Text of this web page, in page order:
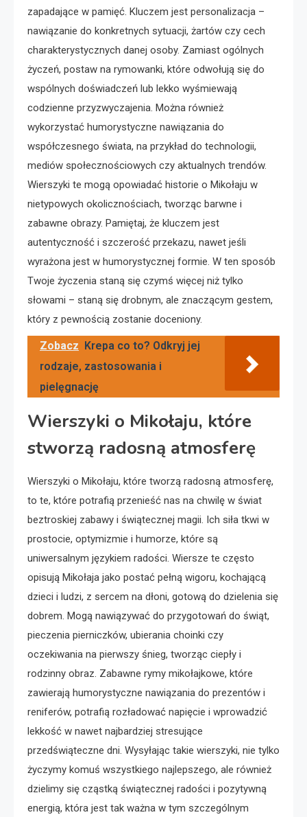
zapadające w pamięć. Kluczem jest personalizacja –
nawiązanie do konkretnych sytuacji, żartów czy cech
charakterystycznych danej osoby. Zamiast ogólnych
życzeń, postaw na rymowanki, które odwołują się do
wspólnych doświadczeń lub lekko wyśmiewają
codzienne przyzwyczajenia. Można również
wykorzystać humorystyczne nawiązania do
współczesnego świata, na przykład do technologii,
mediów społecznościowych czy aktualnych trendów.
Wierszyki te mogą opowiadać historie o Mikołaju w
nietypowych okolicznościach, tworząc barwne i
zabawne obrazy. Pamiętaj, że kluczem jest
autentyczność i szczerość przekazu, nawet jeśli
wyrażona jest w humorystycznej formie. W ten sposób
Twoje życzenia staną się czymś więcej niż tylko
słowami – staną się drobnym, ale znaczącym gestem,
który z pewnością zostanie doceniony.
Zobacz
Krepa co to? Odkryj jej
rodzaje, zastosowania i
pielęgnację
Wierszyki o Mikołaju, które
stworzą radosną atmosferę
Wierszyki o Mikołaju, które tworzą radosną atmosferę,
to te, które potrafią przenieść nas na chwilę w świat
beztroskiej zabawy i świątecznej magii. Ich siła tkwi w
prostocie, optymizmie i humorze, które są
uniwersalnym językiem radości. Wiersze te często
opisują Mikołaja jako postać pełną wigoru, kochającą
dzieci i ludzi, z sercem na dłoni, gotową do dzielenia się
dobrem. Mogą nawiązywać do przygotowań do świąt,
pieczenia pierniczków, ubierania choinki czy
oczekiwania na pierwszy śnieg, tworząc ciepły i
rodzinny obraz. Zabawne rymy mikołajkowe, które
zawierają humorystyczne nawiązania do prezentów i
reniferów, potrafią rozładować napięcie i wprowadzić
lekkość w nawet najbardziej stresujące
przedświąteczne dni. Wysyłając takie wierszyki, nie tylko
życzymy komuś wszystkiego najlepszego, ale również
dzielimy się cząstką świątecznej radości i pozytywną
energią, która jest tak ważna w tym szczególnym